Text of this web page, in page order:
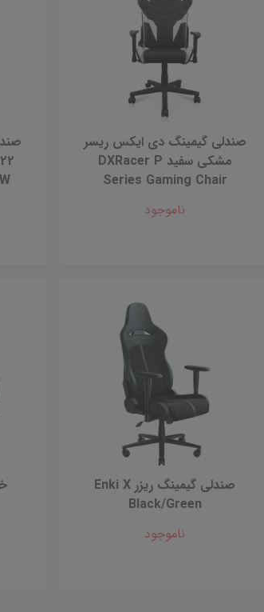
صندلی گیمینگ دی ایکس ریسر
مشكى سفيد DXRacer P
Series Gaming Chair
ناموجود
صندلی گیمینگ ریزر Enki X
Black/Green
ناموجود